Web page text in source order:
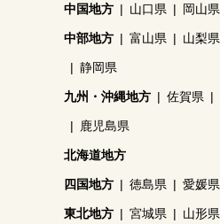
中国地方 山口県 岡山県
中部地方 富山県 山梨県
静岡県
九州・沖縄地方 佐賀県
鹿児島県
北海道地方
四国地方 徳島県 愛媛県
東北地方 宮城県 山形県